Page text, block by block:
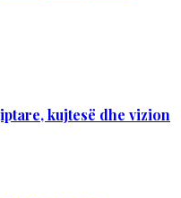
kujtesë dhe vizion